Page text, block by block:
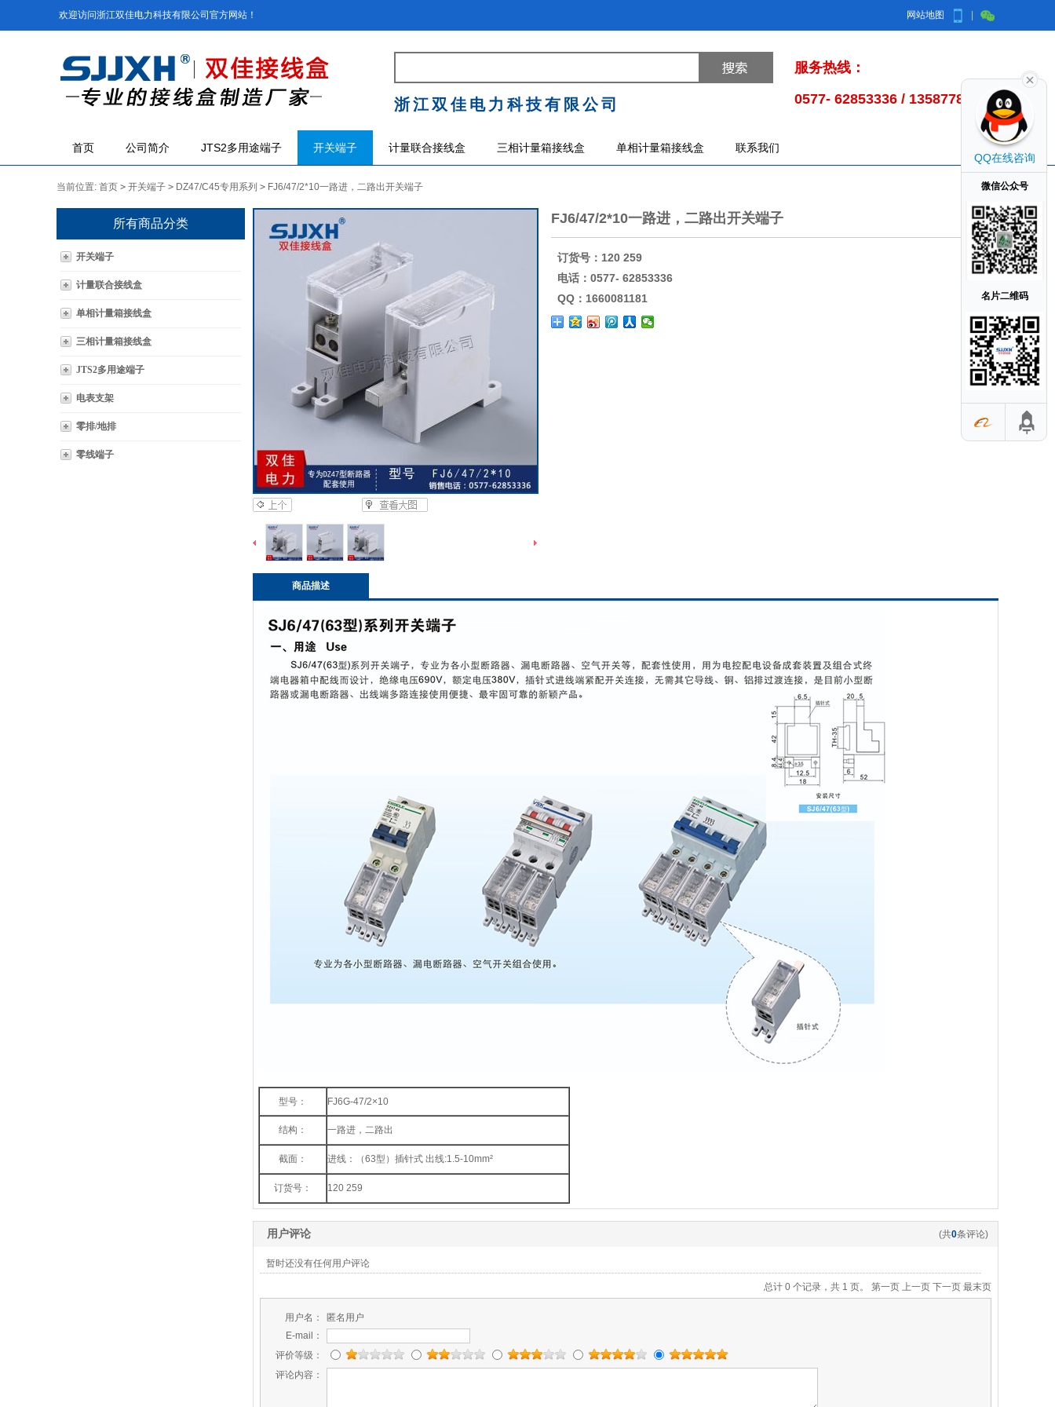
欢迎访问浙江双佳电力科技有限公司官方网站！ 网站地图
浙江双佳电力科技有限公司
服务热线：
0577- 62853336 / 13587785998
首页 公司简介 JTS2多用途端子 开关端子 计量联合接线盒 三相计量箱接线盒 单相计量箱接线盒 联系我们
当前位置: 首页 > 开关端子 > DZ47/C45专用系列 > FJ6/47/2*10一路进，二路出开关端子
所有商品分类
开关端子
计量联合接线盒
单相计量箱接线盒
三相计量箱接线盒
JTS2多用途端子
电表支架
零排/地排
零线端子
FJ6/47/2*10一路进，二路出开关端子
订货号：120 259
电话：0577- 62853336
QQ：1660081181
商品描述
型号： FJ6G-47/2×10
结构： 一路进，二路出
截面： 进线：（63型）插针式 出线:1.5-10mm²
订货号： 120 259
用户评论 (共0条评论)
暂时还没有任何用户评论
总计 0 个记录，共 1 页。 第一页 上一页 下一页 最末页
用户名：
匿名用户
E-mail：
评价等级：
评论内容：
QQ在线咨询
微信公众号
名片二维码